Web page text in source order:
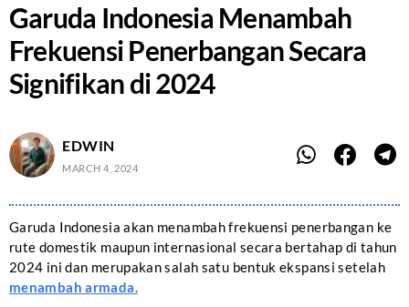
Garuda Indonesia Menambah
Frekuensi Penerbangan Secara
Signifikan di 2024
EDWIN
MARCH 4, 2024
Garuda Indonesia akan menambah frekuensi penerbangan ke
rute domestik maupun internasional secara bertahap di tahun
2024 ini dan merupakan salah satu bentuk ekspansi setelah
menambah armada.